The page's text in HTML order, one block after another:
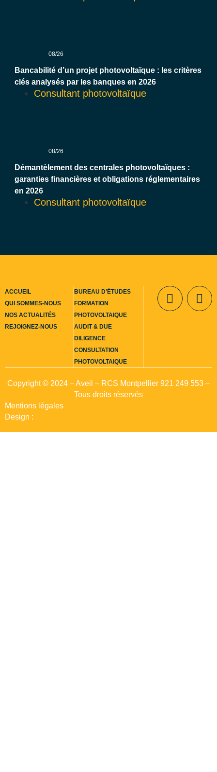
08/26
Bancabilité d’un projet photovoltaïque : les critères
clés analysés par les banques en 2026
Consultant photovoltaïque
08/26
Démantèlement des centrales photovoltaïques :
garanties financières et obligations réglementaires
en 2026
Consultant photovoltaïque
ACCUEIL
QUI SOMMES-NOUS
NOS ACTUALITÉS
REJOIGNEZ-NOUS
BUREAU D’ÉTUDES
FORMATION
PHOTOVOLTAIQUE
AUDIT & DUE
DILIGENCE
CONSULTATION
PHOTOVOLTAIQUE
Copyright © 2024 – Aveil – RCS Montpellier 921 249 553 –
Tous droits réservés
Mentions légales
Design :